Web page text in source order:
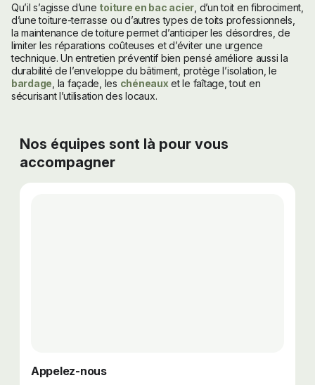
Qu’il s’agisse d’une toiture en bac acier , d’un toit en fibrociment,
d’une toiture-terrasse ou d’autres types de toits professionnels,
la maintenance de toiture permet d’anticiper les désordres, de
limiter les réparations coûteuses et d’éviter une urgence
technique. Un entretien préventif bien pensé améliore aussi la
durabilité de l’enveloppe du bâtiment, protège l’isolation, le
bardage , la façade, les chéneaux et le faîtage, tout en
sécurisant l’utilisation des locaux.
Nos équipes sont là pour vous
accompagner
Appelez-nous